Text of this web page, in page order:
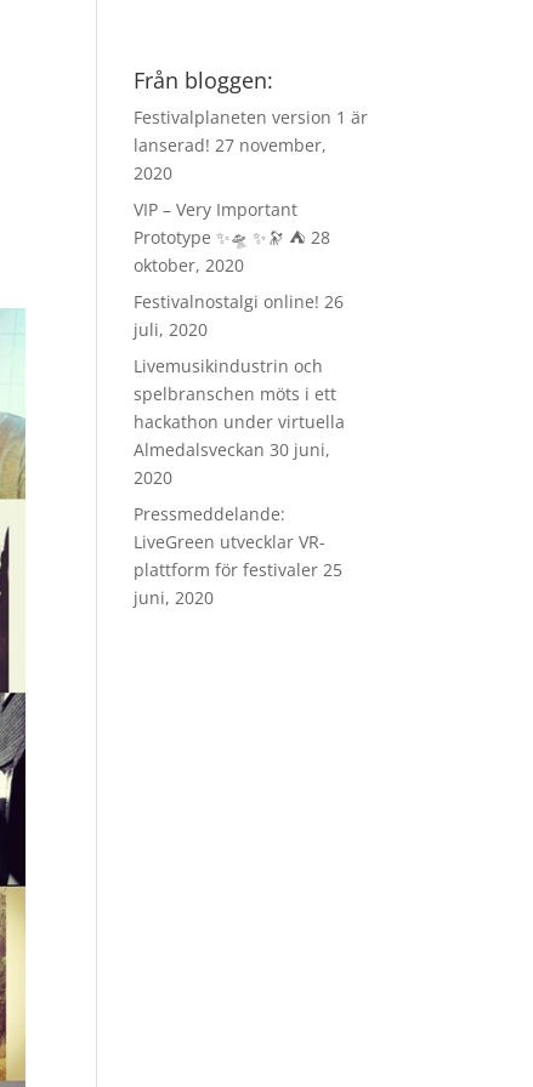
Från bloggen:
Festivalplaneten version 1 är
lanserad! 27 november,
2020
VIP – Very Important
Prototype ✨🛸 ✨🔭 ⛺️ 28
oktober, 2020
Festivalnostalgi online! 26
juli, 2020
Livemusikindustrin och
spelbranschen möts i ett
hackathon under virtuella
Almedalsveckan 30 juni,
2020
Pressmeddelande:
LiveGreen utvecklar VR-
plattform för festivaler 25
juni, 2020